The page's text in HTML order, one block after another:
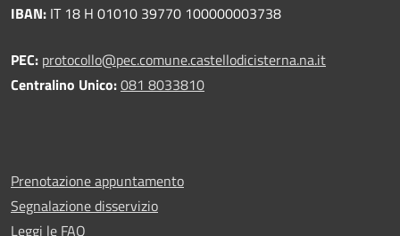
IBAN: IT 18 H 01010 39770 100000003738
PEC: protocollo@pec.comune.castellodicisterna.na.it
Centralino Unico:081 8033810
Prenotazione appuntamento
Segnalazione disservizio
Leggi le FAQ